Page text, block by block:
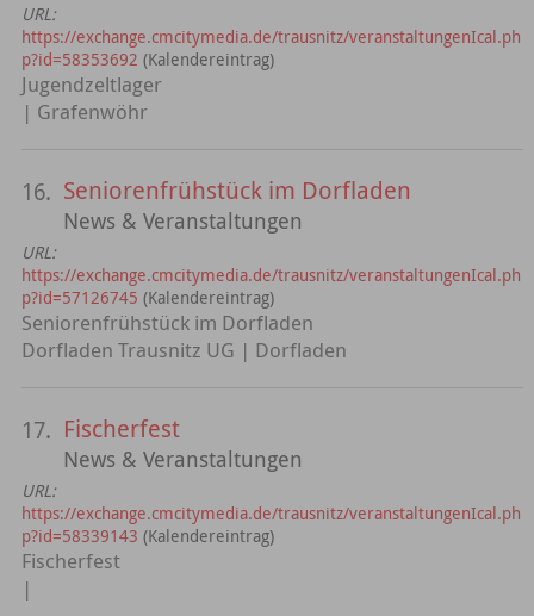
URL:
https://exchange.cmcitymedia.de/trausnitz/veranstaltungenIcal.ph
p?id=58353692 (Kalendereintrag)
Jugendzeltlager
| Grafenwöhr
16. Seniorenfrühstück im Dorfladen
News & Veranstaltungen
URL:
https://exchange.cmcitymedia.de/trausnitz/veranstaltungenIcal.ph
p?id=57126745 (Kalendereintrag)
Seniorenfrühstück im Dorfladen
Dorfladen Trausnitz UG | Dorfladen
17. Fischerfest
News & Veranstaltungen
URL:
https://exchange.cmcitymedia.de/trausnitz/veranstaltungenIcal.ph
p?id=58339143 (Kalendereintrag)
Fischerfest
|